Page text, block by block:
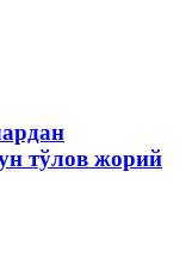
тўлов жорий